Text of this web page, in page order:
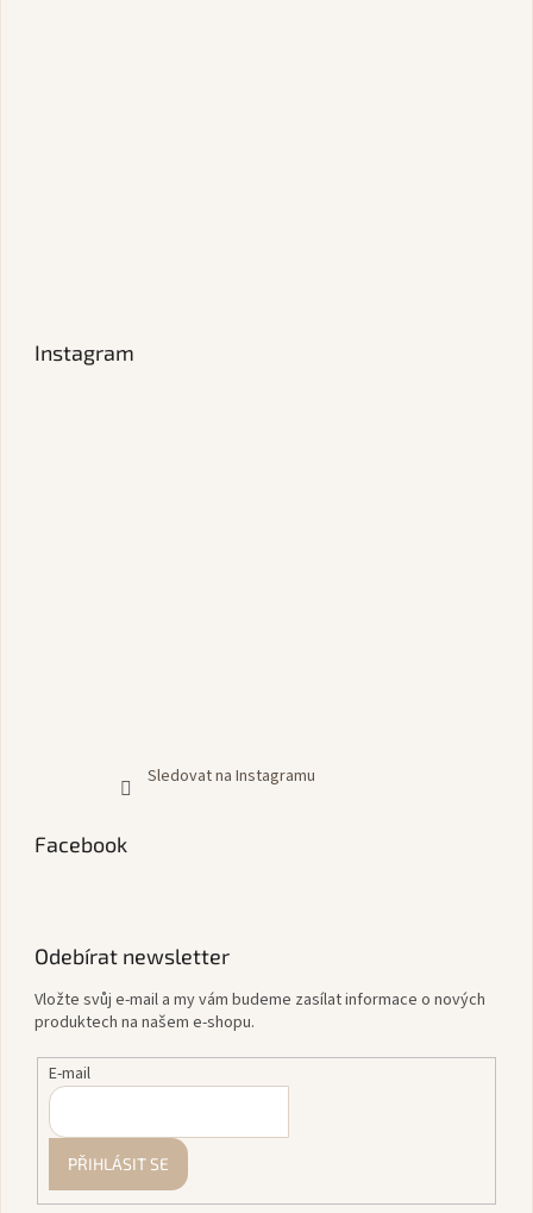
Instagram
Sledovat na Instagramu
Facebook
Odebírat newsletter
Vložte svůj e-mail a my vám budeme zasílat informace o nových
produktech na našem e-shopu.
E-mail
PŘIHLÁSIT SE